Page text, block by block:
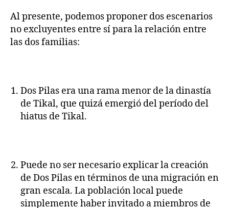
Al presente, podemos proponer dos escenarios
no excluyentes entre sí para la relación entre
las dos familias:
Dos Pilas era una rama menor de la dinastía
de Tikal, que quizá emergió del período del
hiatus de Tikal.
Puede no ser necesario explicar la creación
de Dos Pilas en términos de una migración en
gran escala. La población local puede
simplemente haber invitado a miembros de